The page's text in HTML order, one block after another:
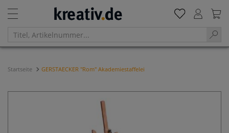
Startseite GERSTAECKER "Rom" Akademiestaffelei